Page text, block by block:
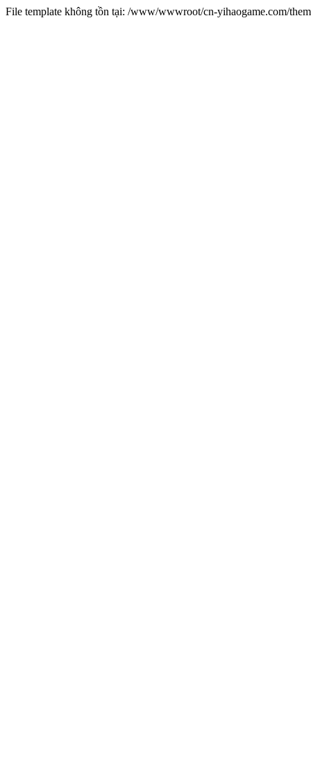
File template không tồn tại: /www/wwwroot/cn-yihaogame.com/